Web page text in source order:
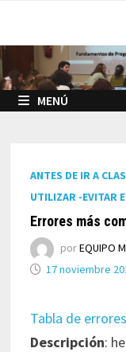
contenido
MENÚ
ANTES DE IR A
UTILIZAR -EVITAR
Errores más
porEQUIPO
17 noviembre
Tabla de
Descripción: